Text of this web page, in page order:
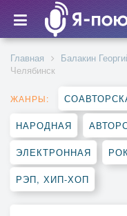
Главная Балакин
Челябинск
ЖАНРЫ:
НАРОДНАЯ
ЭЛЕКТРОННАЯ
РЭП, ХИП-ХОП